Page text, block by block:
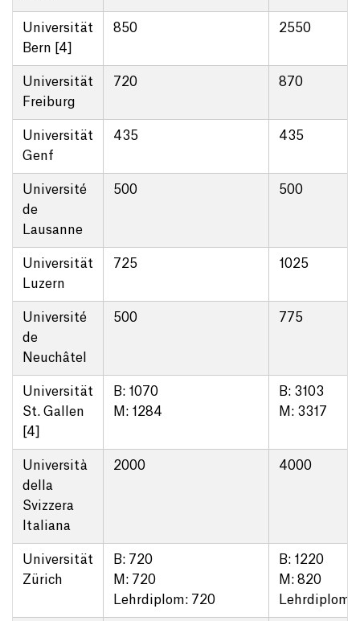
Universität
Bern [4]
850 2550
Universität
Freiburg
720 870
Universität
Genf
435 435
Université
de
Lausanne
500 500
Universität
Luzern
725 1025
Université
de
Neuchâtel
500 775
Universität
St. Gallen
[4]
B: 1070
M: 1284
B: 3103
M: 3317
Università
della
Svizzera
Italiana
2000 4000
Universität
Zürich
B: 720
M: 720
Lehrdiplom: 720
B: 1220
M: 820
Lehrdiplom: